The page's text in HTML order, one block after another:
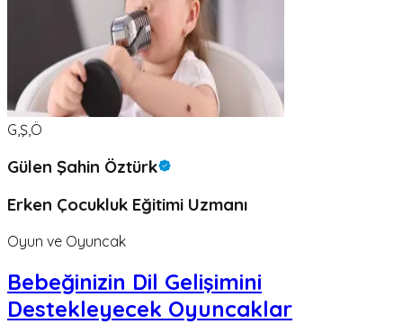
G,Ş,Ö
Gülen Şahin Öztürk
Erken Çocukluk Eğitimi Uzmanı
Oyun ve Oyuncak
Bebeğinizin Dil Gelişimini
Destekleyecek Oyuncaklar